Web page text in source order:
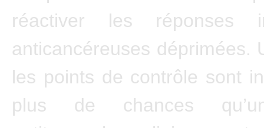
réactiver les réponses
anticancéreuses déprimées.
les points de contrôle sont
plus de chances